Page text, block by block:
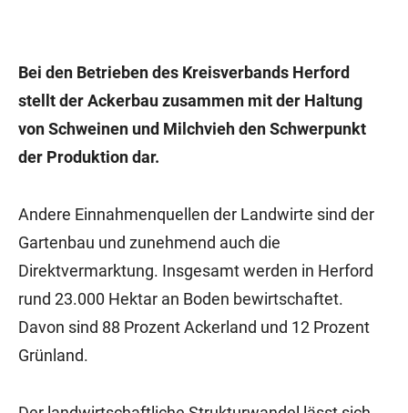
Bei den Betrieben des Kreisverbands Herford
stellt der Ackerbau zusammen mit der Haltung
von Schweinen und Milchvieh den Schwerpunkt
der Produktion dar.
Andere Einnahmenquellen der Landwirte sind der
Gartenbau und zunehmend auch die
Direktvermarktung. Insgesamt werden in Herford
rund 23.000 Hektar an Boden bewirtschaftet.
Davon sind 88 Prozent Ackerland und 12 Prozent
Grünland.